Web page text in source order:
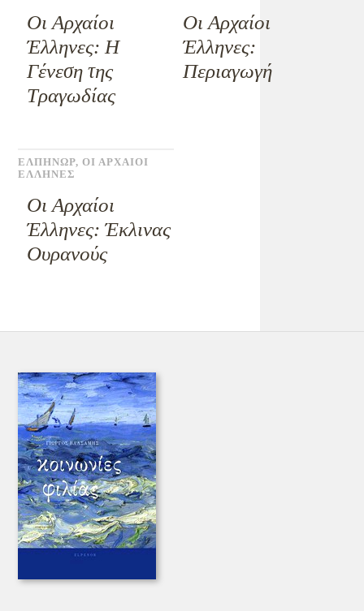
Οι Αρχαίοι
Έλληνες: Η
Γένεση της
Τραγωδίας
Οι Αρχαίοι
Έλληνες:
Περιαγωγή
ΕΛΠΗΝΩΡ,ΟΙ ΑΡΧΑΙΟΙ
ΕΛΛΗΝΕΣ
Οι Αρχαίοι
Έλληνες: Έκλινας
Ουρανούς